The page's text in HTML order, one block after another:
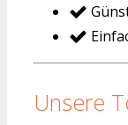
Unsere